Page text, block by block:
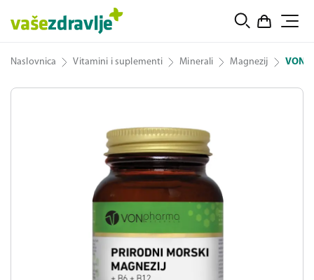
Naslovnica Vitamini i suplementi Minerali Magnezij